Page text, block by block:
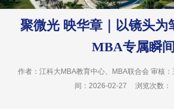
聚微光 映华章｜以镜头为
MBA专属瞬间
作者：江科大MBA教育中心、MBA联合会 审核
间：2026-02-27
浏览次数：